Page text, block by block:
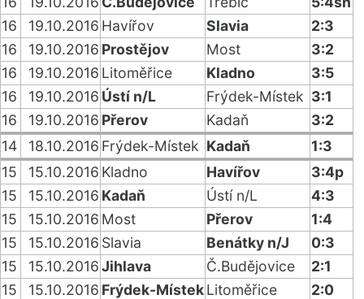
16
19.10.2016 Havířov Slavia
2:3
16
19.10.2016 Prostějov Most
3:2
16
19.10.2016 Litoměřice Kladno
3:5
16
19.10.2016 Ústí n/L Frýdek-Místek 3:1
16
19.10.2016 Přerov Kadaň
3:2
14
18.10.2016 Frýdek-Místek Kadaň
1:3
15
15.10.2016 Kladno Havířov
3:4p
15
15.10.2016 Kadaň Ústí n/L
4:3
15
15.10.2016 Most Přerov
1:4
15
15.10.2016 Slavia Benátky n/J
0:3
15
15.10.2016Jihlava Č.Budějovice
2:1
15
15.10.2016 Frýdek-MístekLitoměřice
2:0